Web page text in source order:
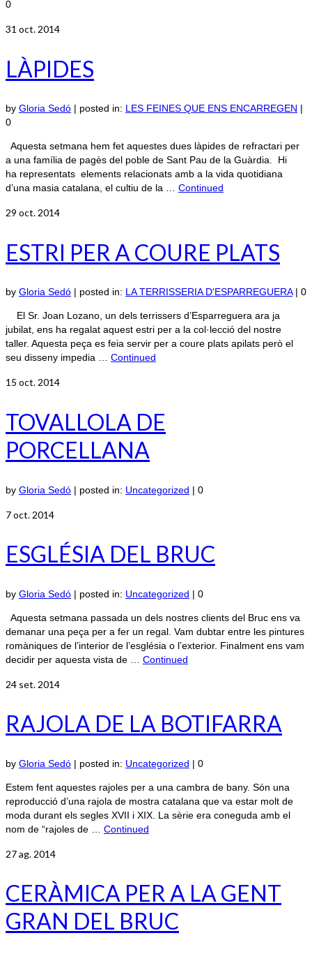
0
31 oct. 2014
LÀPIDES
by Gloria Sedó | posted in: LES FEINES QUE ENS ENCARREGEN |
0
Aquesta setmana hem fet aquestes dues làpides de refractari per
a una família de pagès del poble de Sant Pau de la Guàrdia. Hi
ha representats elements relacionats amb a la vida quotidiana
d’una masia catalana, el cultiu de la … Continued
29 oct. 2014
ESTRI PER A COURE PLATS
by Gloria Sedó | posted in: LA TERRISSERIA D'ESPARREGUERA | 0
El Sr. Joan Lozano, un dels terrissers d’Esparreguera ara ja
jubilat, ens ha regalat aquest estri per a la col·lecció del nostre
taller. Aquesta peça es feia servir per a coure plats apilats però el
seu disseny impedia … Continued
15 oct. 2014
TOVALLOLA DE
PORCELLANA
by Gloria Sedó | posted in: Uncategorized | 0
7oct. 2014
ESGLÉSIA DEL BRUC
by Gloria Sedó | posted in: Uncategorized | 0
Aquesta setmana passada un dels nostres clients del Bruc ens va
demanar una peça per a fer un regal. Vam dubtar entre les pintures
romàniques de l’interior de l’església o l’exterior. Finalment ens vam
decidir per aquesta vista de … Continued
24 set. 2014
RAJOLA DE LA BOTIFARRA
by Gloria Sedó | posted in: Uncategorized | 0
Estem fent aquestes rajoles per a una cambra de bany. Són una
reproducció d’una rajola de mostra catalana que va estar molt de
moda durant els segles XVII i XIX. La sèrie era coneguda amb el
nom de “rajoles de … Continued
27ag. 2014
CERÀMICA PER A LA GENT
GRAN DEL BRUC